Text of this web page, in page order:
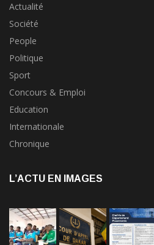
Actualité
Société
People
Politique
Sport
Concours & Emploi
Education
Internationale
Chronique
L’ACTU EN IMAGES